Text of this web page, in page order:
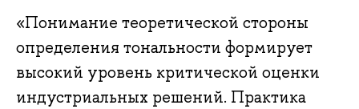
«Понимание теоретической стороны
определения тональности формирует
высокий уровень критической оценки
индустриальных решений. Практика